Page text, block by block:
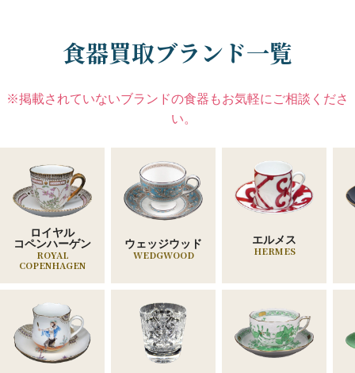
食器買取ブランド一覧
※掲載されていないブランドの食器もお気軽にご相談くださ
い。
ロイヤル
コペンハーゲン
ROYAL
COPENHAGEN
ウェッジウッド
WEDGWOOD
エルメス
HERMES